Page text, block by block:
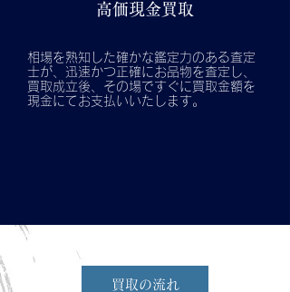
高価現金買取
相場を熟知した確かな鑑定力のある査定
士が、迅速かつ正確にお品物を査定し、
買取成立後、その場ですぐに買取金額を
現金にてお支払いいたします。
買取の流れ